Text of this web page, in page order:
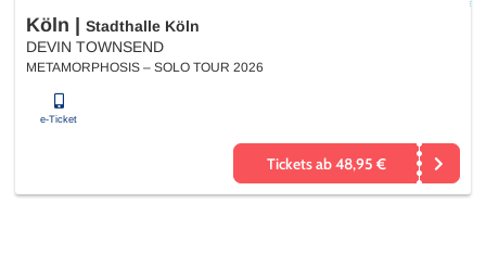
Köln
Stadthalle Köln
DEVIN TOWNSEND
METAMORPHOSIS – SOLO TOUR 2026
e-Ticket
Tickets ab 48,95 €